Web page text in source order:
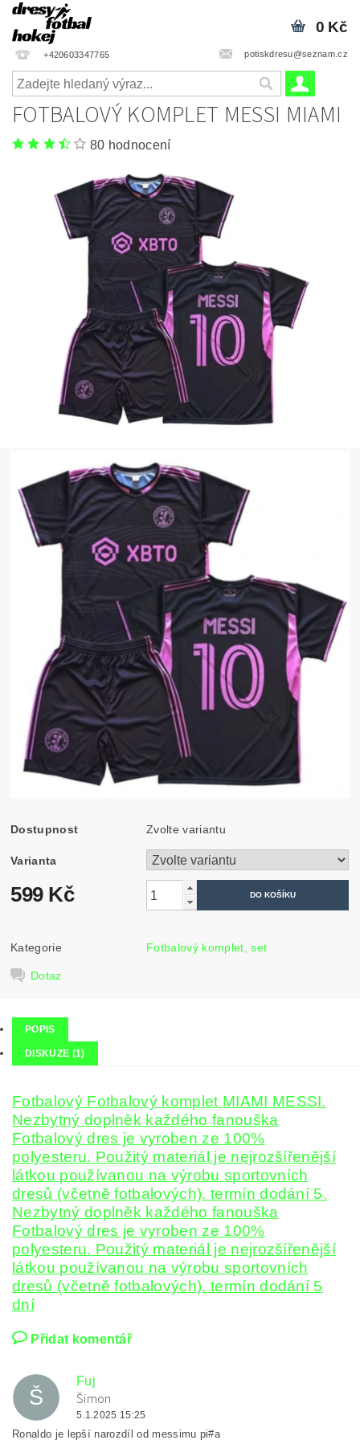
+420603347765 potiskdresu@seznam.cz
0 Kč
FOTBALOVÝ KOMPLET MESSI MIAMI
80 hodnocení
Dostupnost Zvolte variantu
Varianta
599 Kč
Kategorie Fotbalový komplet, set
Dotaz
POPIS
DISKUZE (1)
Fotbalový Fotbalový komplet MIAMI MESSI.
Nezbytný doplněk každého fanouška
Fotbalový dres je vyroben ze 100%
polyesteru. Použitý materiál je nejrozšířenější
látkou používanou na výrobu sportovních
dresů (včetně fotbalových). termín dodání 5.
Nezbytný doplněk každého fanouška
Fotbalový dres je vyroben ze 100%
polyesteru. Použitý materiál je nejrozšířenější
látkou používanou na výrobu sportovních
dresů (včetně fotbalových). termín dodání 5
dní
Přidat komentář
Š
Fuj
Šimon
5.1.2025 15:25
Ronaldo je lepší narozdíl od messimu pi#a